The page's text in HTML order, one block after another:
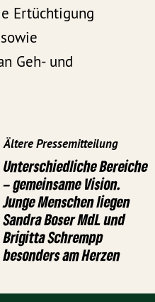
Ertüchtigung
Geh- und
Ältere Pressemitteilung
Unterschiedliche Bereiche
– gemeinsame Vision.
Junge Menschen liegen
Sandra Boser MdL und
Brigitta Schrempp
besonders am Herzen